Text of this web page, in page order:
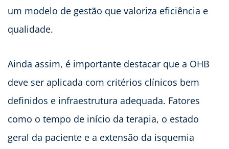
um modelo de gestão que valoriza eficiência e
qualidade.
Ainda assim, é importante destacar que a OHB
deve ser aplicada com critérios clínicos bem
definidos e infraestrutura adequada. Fatores
como o tempo de início da terapia, o estado
geral da paciente e a extensão da isquemia